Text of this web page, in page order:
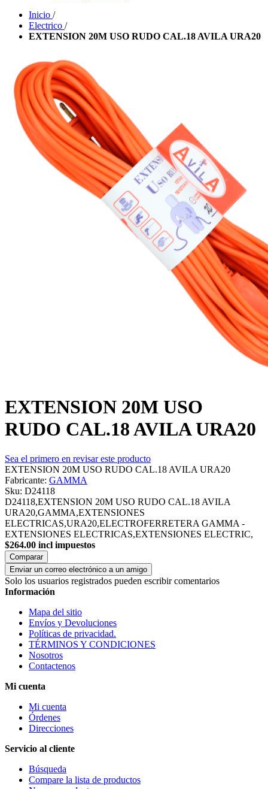
Inicio /
Electrico /
EXTENSION 20M USO RUDO CAL.18 AVILA URA20
EXTENSION 20M USO
RUDO CAL.18 AVILA URA20
Sea el primero en revisar este producto
EXTENSION 20M USO RUDO CAL.18 AVILA URA20
Fabricante: GAMMA
Sku: D24118
D24118,EXTENSION 20M USO RUDO CAL.18 AVILA
URA20,GAMMA,EXTENSIONES
ELECTRICAS,URA20,ELECTROFERRETERA GAMMA -
EXTENSIONES ELECTRICAS,EXTENSIONES ELECTRIC,
$264.00 incl impuestos
Comparar
Enviar un correo electrónico a un amigo
Solo los usuarios registrados pueden escribir comentarios
Información
Mapa del sitio
Envíos y Devoluciones
Políticas de privacidad.
TÉRMINOS Y CONDICIONES
Nosotros
Contactenos
Mi cuenta
Mi cuenta
Órdenes
Direcciones
Servicio al cliente
Búsqueda
Compare la lista de productos